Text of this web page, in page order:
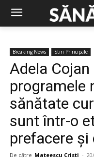
Breaking News Stiri Principale
Adela
programele
sănătate
sunt într-o
prefacere şi
De către Mateescu Cristi -